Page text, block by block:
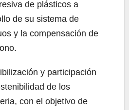
de plásticos a
de su sistema de
y la compensación de
y participación
de los
con el objetivo de